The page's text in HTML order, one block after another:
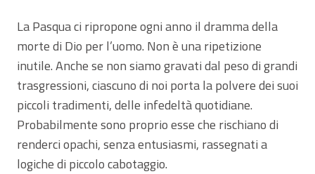
La Pasqua ci ripropone ogni anno il dramma della
morte di Dio per l’uomo. Non è una ripetizione
inutile. Anche se non siamo gravati dal peso di grandi
trasgressioni, ciascuno di noi porta la polvere dei suoi
piccoli tradimenti, delle infedeltà quotidiane.
Probabilmente sono proprio esse che rischiano di
renderci opachi, senza entusiasmi, rassegnati a
logiche di piccolo cabotaggio.